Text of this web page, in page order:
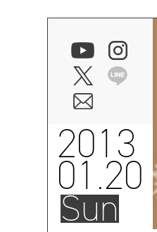
2013
01.20
Sun